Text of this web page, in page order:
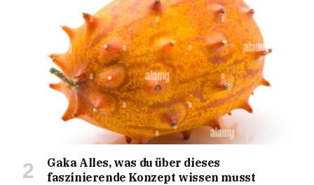
Gaka Alles, was du über dieses
faszinierende Konzept wissen musst